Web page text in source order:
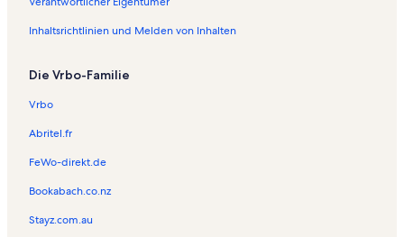
Inhaltsrichtlinien und Melden von Inhalten
Die Vrbo-Familie
Vrbo
Abritel.fr
FeWo-direkt.de
Bookabach.co.nz
Stayz.com.au